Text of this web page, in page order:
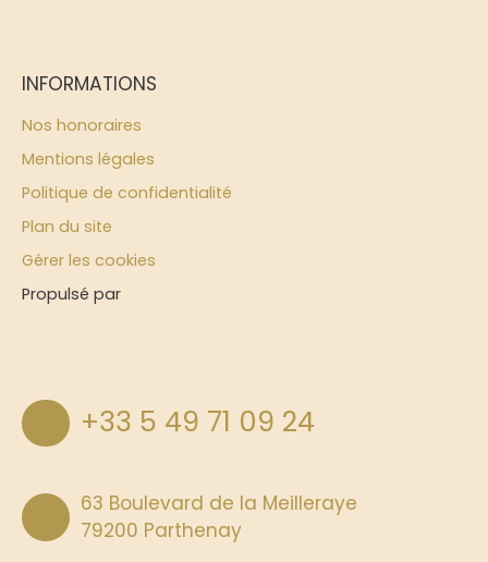
INFORMATIONS
Nos honoraires
Mentions légales
Politique de confidentialité
Plan du site
Gérer les cookies
Propulsé par
+33 5 49 71 09 24
63 Boulevard de la Meilleraye
79200 Parthenay